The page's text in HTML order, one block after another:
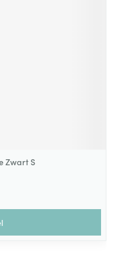
Zwart S